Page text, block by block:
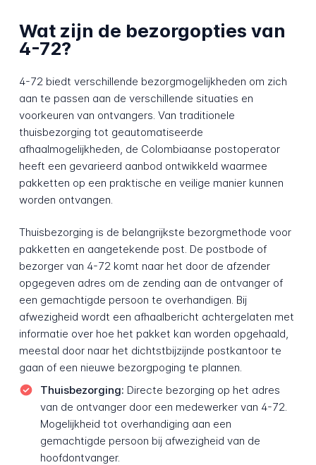
Wat zijn de bezorgopties van
4-72?
4-72 biedt verschillende bezorgmogelijkheden om zich
aan te passen aan de verschillende situaties en
voorkeuren van ontvangers. Van traditionele
thuisbezorging tot geautomatiseerde
afhaalmogelijkheden, de Colombiaanse postoperator
heeft een gevarieerd aanbod ontwikkeld waarmee
pakketten op een praktische en veilige manier kunnen
worden ontvangen.
Thuisbezorging is de belangrijkste bezorgmethode voor
pakketten en aangetekende post. De postbode of
bezorger van 4-72 komt naar het door de afzender
opgegeven adres om de zending aan de ontvanger of
een gemachtigde persoon te overhandigen. Bij
afwezigheid wordt een afhaalbericht achtergelaten met
informatie over hoe het pakket kan worden opgehaald,
meestal door naar het dichtstbijzijnde postkantoor te
gaan of een nieuwe bezorgpoging te plannen.
Thuisbezorging: Directe bezorging op het adres
van de ontvanger door een medewerker van 4-72.
Mogelijkheid tot overhandiging aan een
gemachtigde persoon bij afwezigheid van de
hoofdontvanger.